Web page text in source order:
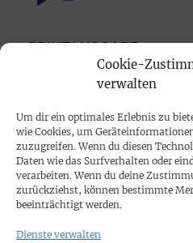
Cookie-
verwalten
Um dir ein optimales Erlebnis zu
wie Cookies, um
zuzugreifen. Wenn du diesen
Daten wie das Surfverhalten oder
verarbeiten. Wenn du deine
zurückziehst, können bestimmte
beeinträchtigt werden.
Dienste verwalten
PRINTAUSGABE
Mediadaten
PROKOMPAKT
Impressum
SPENDEN